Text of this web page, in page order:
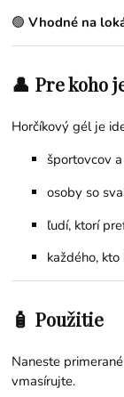
🟢Vhodné na
👤 Pre koho
Horčíkový gél je
športovcov
osoby so
ľudí, ktorí
každého,
🧴 Použitie
Naneste
vmasírujte.